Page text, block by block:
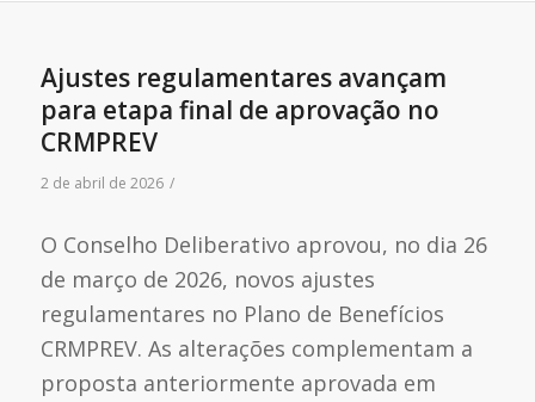
Ajustes regulamentares avançam
para etapa final de aprovação no
CRMPREV
2 de abril de 2026 /
O Conselho Deliberativo aprovou, no dia 26
de março de 2026, novos ajustes
regulamentares no Plano de Benefícios
CRMPREV. As alterações complementam a
proposta anteriormente aprovada em